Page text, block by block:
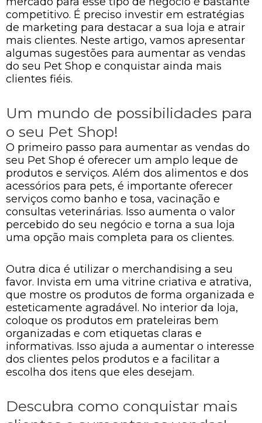
competitivo. É preciso investir em estratégias
de marketing para destacar a sua loja e atrair
mais clientes. Neste artigo, vamos apresentar
algumas sugestões para aumentar as vendas
do seu Pet Shop e conquistar ainda mais
clientes fiéis.
Um mundo de possibilidades para
o seu Pet Shop!
O primeiro passo para aumentar as vendas do
seu Pet Shop é oferecer um amplo leque de
produtos e serviços. Além dos alimentos e dos
acessórios para pets, é importante oferecer
serviços como banho e tosa, vacinação e
consultas veterinárias. Isso aumenta o valor
percebido do seu negócio e torna a sua loja
uma opção mais completa para os clientes.
Outra dica é utilizar o merchandising a seu
favor. Invista em uma vitrine criativa e atrativa,
que mostre os produtos de forma organizada e
esteticamente agradável. No interior da loja,
coloque os produtos em prateleiras bem
organizadas e com etiquetas claras e
informativas. Isso ajuda a aumentar o interesse
dos clientes pelos produtos e a facilitar a
escolha dos itens que eles desejam.
Descubra como conquistar mais